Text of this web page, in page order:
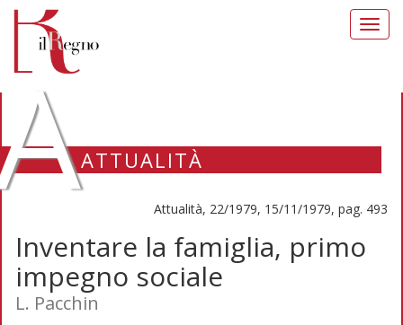
ATTUALITÀ
Attualità, 22/1979, 15/11/1979, pag. 493
Inventare la famiglia, primo
impegno sociale
L. Pacchin